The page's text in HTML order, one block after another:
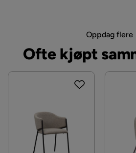
Oppdag flere
Ofte kjøpt